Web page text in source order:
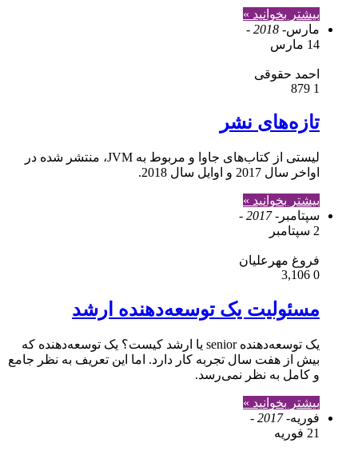
بیشتر بخوانید »
مارس- 2018 -
14 مارس
احمد حقوقی
1
تازه‌های نشر
لیستی از کتاب‌های جاوا و مربوط به JVM، منتشر شده در
اواخر سال 2017 و اوایل سال 2018.
بیشتر بخوانید »
سپتامبر - 2017 -
2 سپتامبر
فروغ مهرعلیان
0
مسئولیت یک توسعه‌دهنده ارشد
یک توسعه‌دهنده senior یا ارشد کیست؟ یک توسعه‌دهنده که
بیش از هفت سال تجربه کار دارد. اما این تعریف به نظر جامع
و کامل به نظر نمی‌رسد.
بیشتر بخوانید »
فوریه- 2017 -
21 فوریه